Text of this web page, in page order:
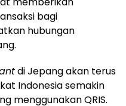
bagi
hubungan
di Jepang akan terus
Indonesia semakin
menggunakan QRIS.